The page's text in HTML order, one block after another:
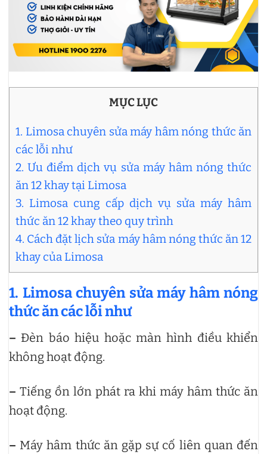
MỤC LỤC
1. Limosa chuyên sửa máy hâm nóng thức ăn
các lỗi như
2. Ưu điểm dịch vụ sửa máy hâm nóng thức
ăn 12 khay tại Limosa
3. Limosa cung cấp dịch vụ sửa máy hâm
thức ăn 12 khay theo quy trình
4. Cách đặt lịch sửa máy hâm nóng thức ăn 12
khay của Limosa
1. Limosa chuyên sửa máy hâm nóng
thức ăn các lỗi như
– Đèn báo hiệu hoặc màn hình điều khiển
không hoạt động.
– Tiếng ồn lớn phát ra khi máy hâm thức ăn
hoạt động.
– Máy hâm thức ăn gặp sự cố liên quan đến